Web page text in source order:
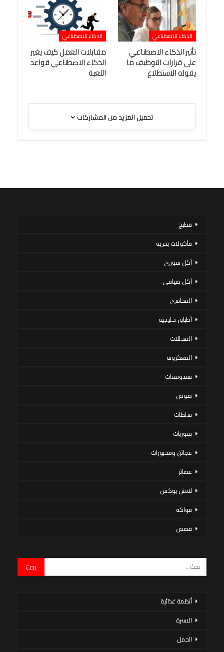
الذكاء الاصطناعي
تأثير الذكاء الاصطناعي
على قرارات التوظيف ما
يقوله الاستطلاع
الذكاء الاصطناعي
مقابلات العمل كيف يغير
الذكاء الاصطناعي قواعد
اللعبة
تحميل المزيد من المشاركات
مطبخ
مأكولات بحرية
أكل سورى
أكل صيامي
المحاشي
أطباق خليجية
المخللات
المعكرونة
سندوتشات
صوص
سلطات
شوربات
عجائن ومخبوزات
عصائر
لانش بوكس
فواكه
قصص
أنظمة غذائية
الاسرة
الحمل